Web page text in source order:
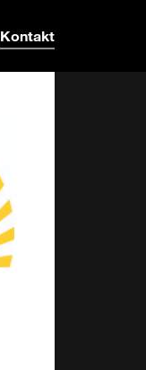
Kontakt